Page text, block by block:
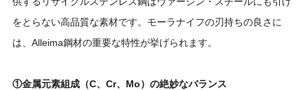
をとらない高品質な素材です。モーラナイフの刃持ちの良さに
は、Alleima鋼材の重要な特性が挙げられます。
①金属元素組成（C、Cr、Mo）の絶妙なバランス